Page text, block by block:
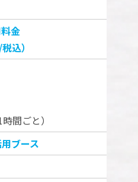
金
込）
間ごと）
ブース